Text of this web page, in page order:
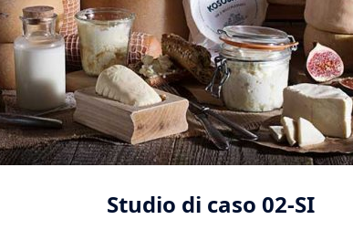
Studio di caso 02-SI